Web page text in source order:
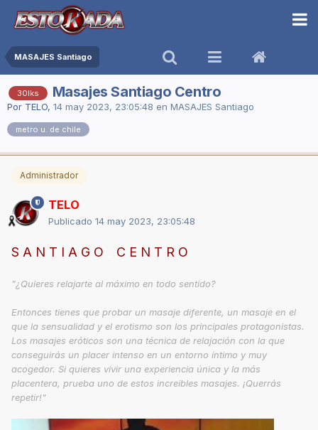
MASAJES Santiago
30lks Masajes Santiago Centro
Por TELO, 14 may 2023, 23:05:48 en MASAJES Santiago
metro u. de chile
Administrador
TELO
Publicado 14 may 2023, 23:05:48
S A N T I A G O C E N T R O
"¿Quieres relajarte al máximo en todo sentido?
Entonces tienes que probar un masaje diferente, un masaje en el
que la sensualidad y el erotismo son los principales protagonistas.
Los masajes eróticos son una técnica de relajación con la que
conseguirás un placer intenso en un entorno íntimo y muy
acogedor. Si quieres vivir una experiencia única y la más
placentera, prueba uno de estos increibles masajes. ¡Querrás
repetir!"